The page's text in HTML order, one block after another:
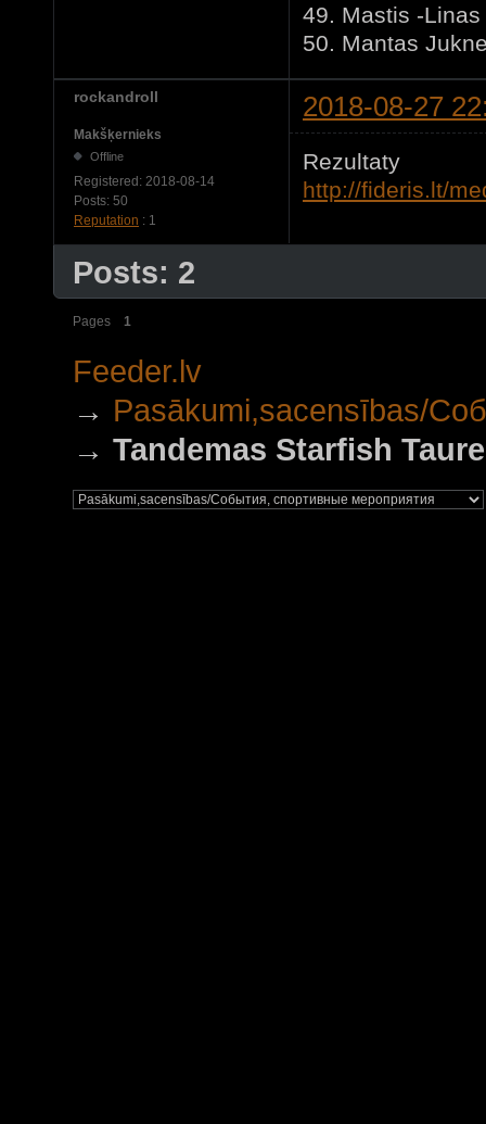
49. Mastis -
50. Mantas
rockandroll 2018-08-27
Makšķernieks
Offline
Registered: 2018-08-14
Posts: 50
Reputation : 1
Rezultaty
http://fideris.lt/
Posts: 2
Pages 1
Feeder.lv
→ Pasākumi,sacensības/
→Tandemas Starfish